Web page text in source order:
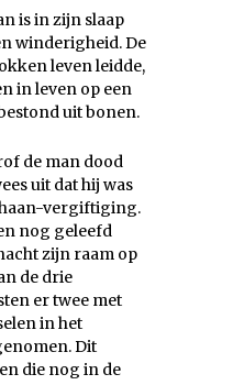
is in zijn slaap
winderigheid. De
leven leidde,
in leven op een
uit bonen.
de man dood
uit dat hij was
vergiftiging.
nog geleefd
zijn raam op
de drie
er twee met
in het
Dit
die nog in de